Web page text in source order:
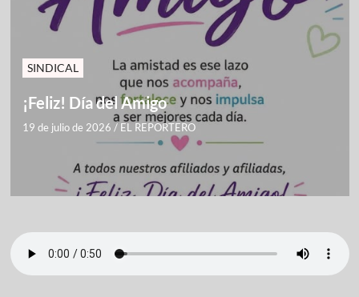
SINDICAL
¡Feliz! Día del Amigo
19 de julio de 2026 / EL REPORTERO